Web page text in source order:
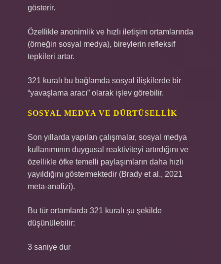
gösterir.
Özellikle anonimlik ve hızlı iletişim ortamlarında
(örneğin sosyal medya), bireylerin refleksif
tepkileri artar.
321 kuralı bu bağlamda sosyal ilişkilerde bir
“yavaşlama aracı” olarak işlev görebilir.
SOSYAL MEDYA VE DÜRTÜSELLIK
Son yıllarda yapılan çalışmalar, sosyal medya
kullanımının duygusal reaktiviteyi artırdığını ve
özellikle öfke temelli paylaşımların daha hızlı
yayıldığını göstermektedir (Brady et al., 2021
meta-analizi).
Bu tür ortamlarda 321 kuralı şu şekilde
düşünülebilir:
3 saniye dur